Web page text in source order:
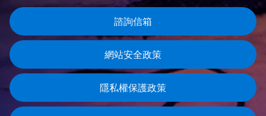
諮詢信箱
網站安全政策
隱私權保護政策